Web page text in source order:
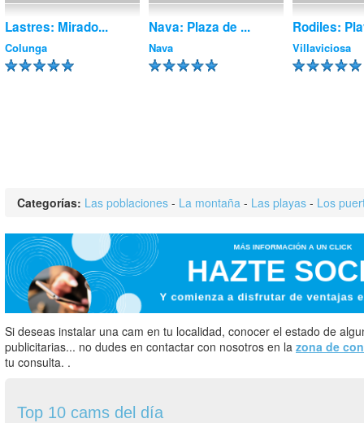
Lastres: Mirado...
Colunga
Nava: Plaza de ...
Nava
Rodiles:
Villaviciosa
Categorías: Las poblaciones - La montaña - Las playas - Los
Si deseas instalar una cam en tu localidad, conocer el estado de
publicitarias... no dudes en contactar con nosotros en la zona de
tu consulta. .
Top 10 cams del día